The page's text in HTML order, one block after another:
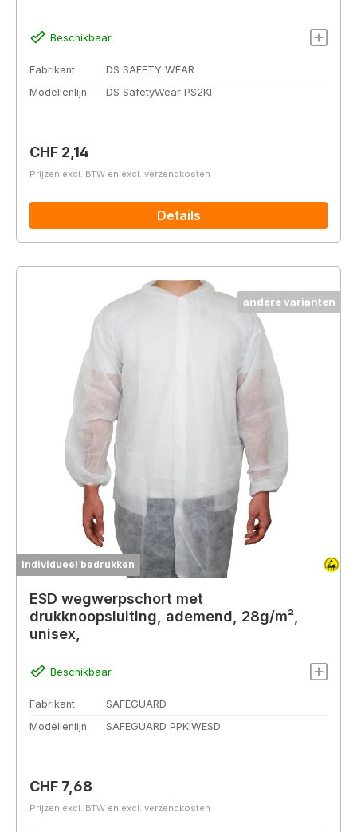
Beschikbaar
Fabrikant
DS SAFETY WEAR
Modellenlijn
DS SafetyWear PS2KI
Normale prijs:
CHF 2,14
Prijzen excl. BTW en excl. verzendkosten
Details
andere varianten
Individueel bedrukken
ESD wegwerpschort met
drukknoopsluiting, ademend, 28g/m²,
unisex,
Beschikbaar
Fabrikant
SAFEGUARD
Modellenlijn
SAFEGUARD PPKIWESD
Normale prijs:
CHF 7,68
Prijzen excl. BTW en excl. verzendkosten